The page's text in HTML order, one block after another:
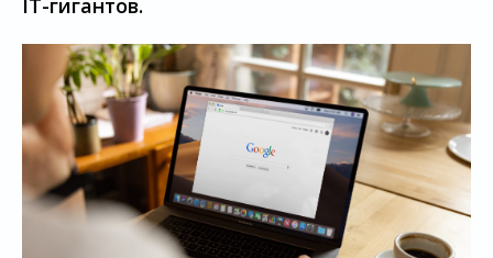
IT-гигантов.